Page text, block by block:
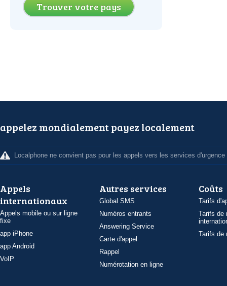
Trouver votre pays
appelez mondialement payez localement
Localphone ne convient pas pour les appels vers les services d'urgence
Appels
internationaux
Appels mobile ou sur ligne
fixe
app iPhone
app Android
VoIP
Autres services
Global SMS
Numéros entrants
Answering Service
Carte d'appel
Rappel
Numérotation en ligne
Coûts
Tarifs
Tarifs de
Tarifs de